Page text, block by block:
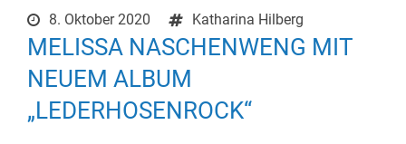
8. Oktober 2020 Katharina Hilberg
MELISSA NASCHENWENG MIT
NEUEM ALBUM
„LEDERHOSENROCK“